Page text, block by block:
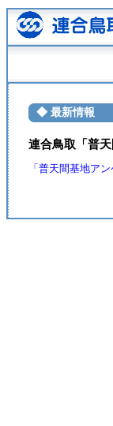
◆ 最新情報
連合鳥取「普
「普天間基地ア